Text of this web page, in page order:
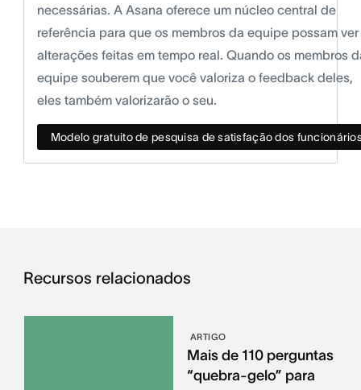
necessárias. A Asana oferece um núcleo central de
referência para que os membros da equipe possam ver
alterações feitas em tempo real. Quando os membros
equipe souberem que você valoriza o feedback deles,
eles também valorizarão o seu.
Modelo gratuito de pesquisa de satisfação dos
Recursos relacionados
ARTIGO
Mais de 110 perguntas
“quebra-gelo” para